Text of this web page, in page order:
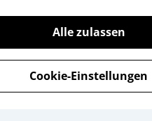
Store - Thun
Alle zulassen
Cookie-Einstellungen